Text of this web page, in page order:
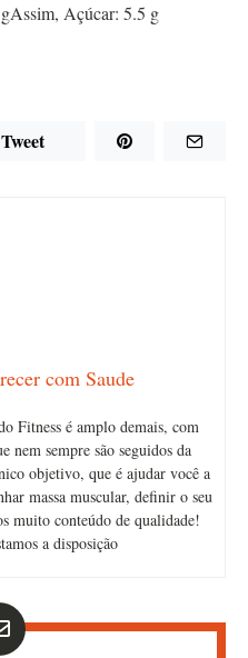
gAssim, Açúcar: 5.5 g
Tweet
com Saude
Fitness é amplo demais, com
nem sempre são seguidos da
objetivo, que é ajudar você a
massa muscular, definir o seu
muito conteúdo de qualidade!
a disposição